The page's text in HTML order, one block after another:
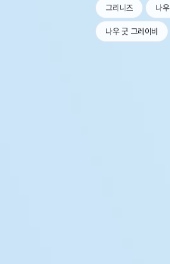
그리니즈 나우
나우 굿 그레이비